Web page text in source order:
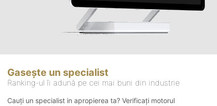
Gasește un specialist
Ranking-ul îi adună pe cei mai buni din industrie
Cauți un specialist in apropierea ta? Verificați motorul